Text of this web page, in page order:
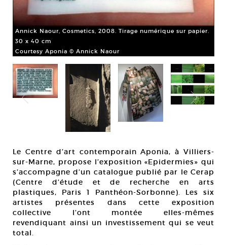
Annick Naour, Cosmetics, 2008. Tirage numérique sur papier.
30 x 40 cm
Courtesy Aponia © Annick Naour
Le Centre d’art contemporain Aponia, à Villiers-
sur-Marne, propose l’exposition «Epidermies» qui
s’accompagne d’un catalogue publié par le Cerap
(Centre d’étude et de recherche en arts
plastiques, Paris 1 Panthéon-Sorbonne). Les six
artistes présentes dans cette exposition
collective l’ont montée elles-mêmes
revendiquant ainsi un investissement qui se veut
total.